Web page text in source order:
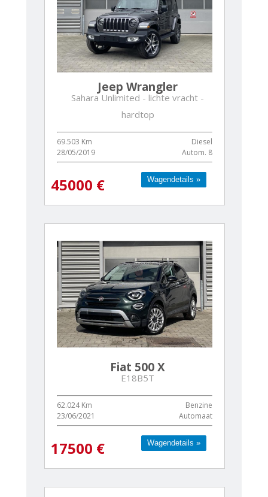
Wagendetails »
Jeep Wrangler
Sahara Unlimited - lichte vracht -
hardtop
69.503 Km
Diesel
28/05/2019
Autom. 8
45000 € Wagendetails »
Wagendetails »
Fiat 500 X
E18B5T
62.024 Km
Benzine
23/06/2021
Automaat
17500 € Wagendetails »